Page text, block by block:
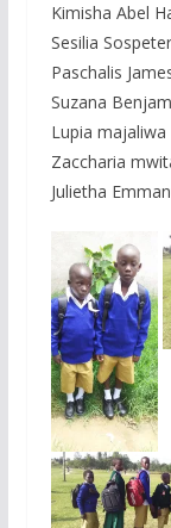
Kimisha Abel
Sesilia
Paschalis
Suzana
Lupia
Zaccharia
Julietha